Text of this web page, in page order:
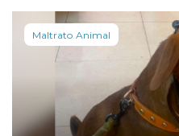
Maltrato Animal